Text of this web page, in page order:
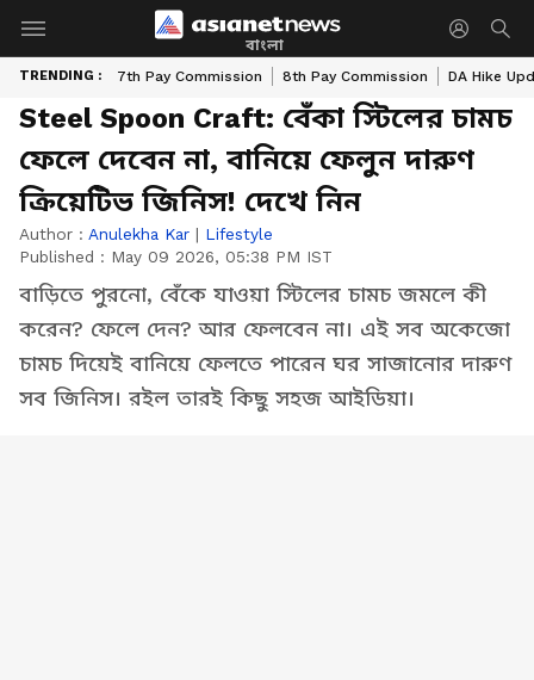
বাংলা
TRENDING : 7th Pay Commission 8th Pay Commission DA Hike
Steel Spoon Craft: বেঁকা স্টিলের চামচ
ফেলে দেবেন না, বানিয়ে ফেলুন দারুণ
ক্রিয়েটিভ জিনিস! দেখে নিন
Author : Anulekha Kar | Lifestyle
Published : May 09 2026, 05:38 PM IST
বাড়িতে পুরনো, বেঁকে যাওয়া স্টিলের চামচ জমলে কী
করেন? ফেলে দেন? আর ফেলবেন না। এই সব অকেজো
চামচ দিয়েই বানিয়ে ফেলতে পারেন ঘর সাজানোর দারুণ
সব জিনিস। রইল তারই কিছু সহজ আইডিয়া।